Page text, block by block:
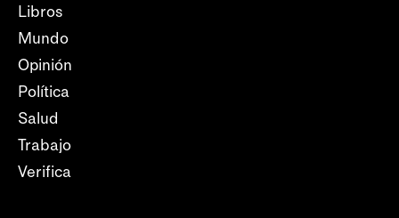
Libros
Mundo
Opinión
Política
Salud
Trabajo
Verifica